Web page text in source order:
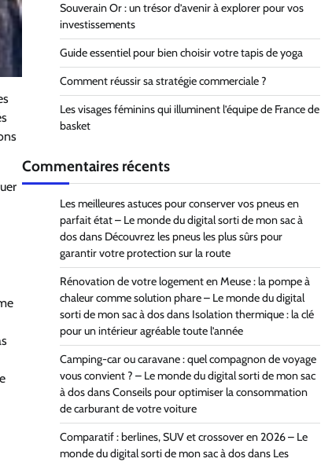
Souverain Or : un trésor d’avenir à explorer pour vos
investissements
Guide essentiel pour bien choisir votre tapis de yoga
Comment réussir sa stratégie commerciale ?
Les visages féminins qui illuminent l’équipe de France de
basket
Commentaires récents
Les meilleures astuces pour conserver vos pneus en
parfait état – Le monde du digital sorti de mon sac à
dosdans Découvrez les pneus les plus sûrs pour
garantir votre protection sur la route
Rénovation de votre logement en Meuse : la pompe à
chaleur comme solution phare – Le monde du digital
sorti de mon sac à dosdans Isolation thermique : la clé
pour un intérieur agréable toute l’année
Camping-car ou caravane : quel compagnon de voyage
vous convient ? – Le monde du digital sorti de mon sac
à dosdansConseils pour optimiser la consommation
de carburant de votre voiture
Comparatif : berlines, SUV et crossover en 2026 – Le
monde du digital sorti de mon sac à dosdans Les